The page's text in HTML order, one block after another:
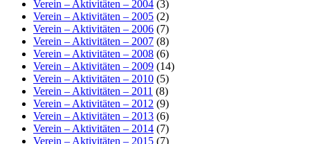
Verein – Aktivitäten – 2004 (3)
Verein – Aktivitäten – 2005 (2)
Verein – Aktivitäten – 2006 (7)
Verein – Aktivitäten – 2007 (8)
Verein – Aktivitäten – 2008 (6)
Verein – Aktivitäten – 2009 (14)
Verein – Aktivitäten – 2010 (5)
Verein – Aktivitäten – 2011 (8)
Verein – Aktivitäten – 2012 (9)
Verein – Aktivitäten – 2013 (6)
Verein – Aktivitäten – 2014 (7)
Verein – Aktivitäten – 2015 (7)